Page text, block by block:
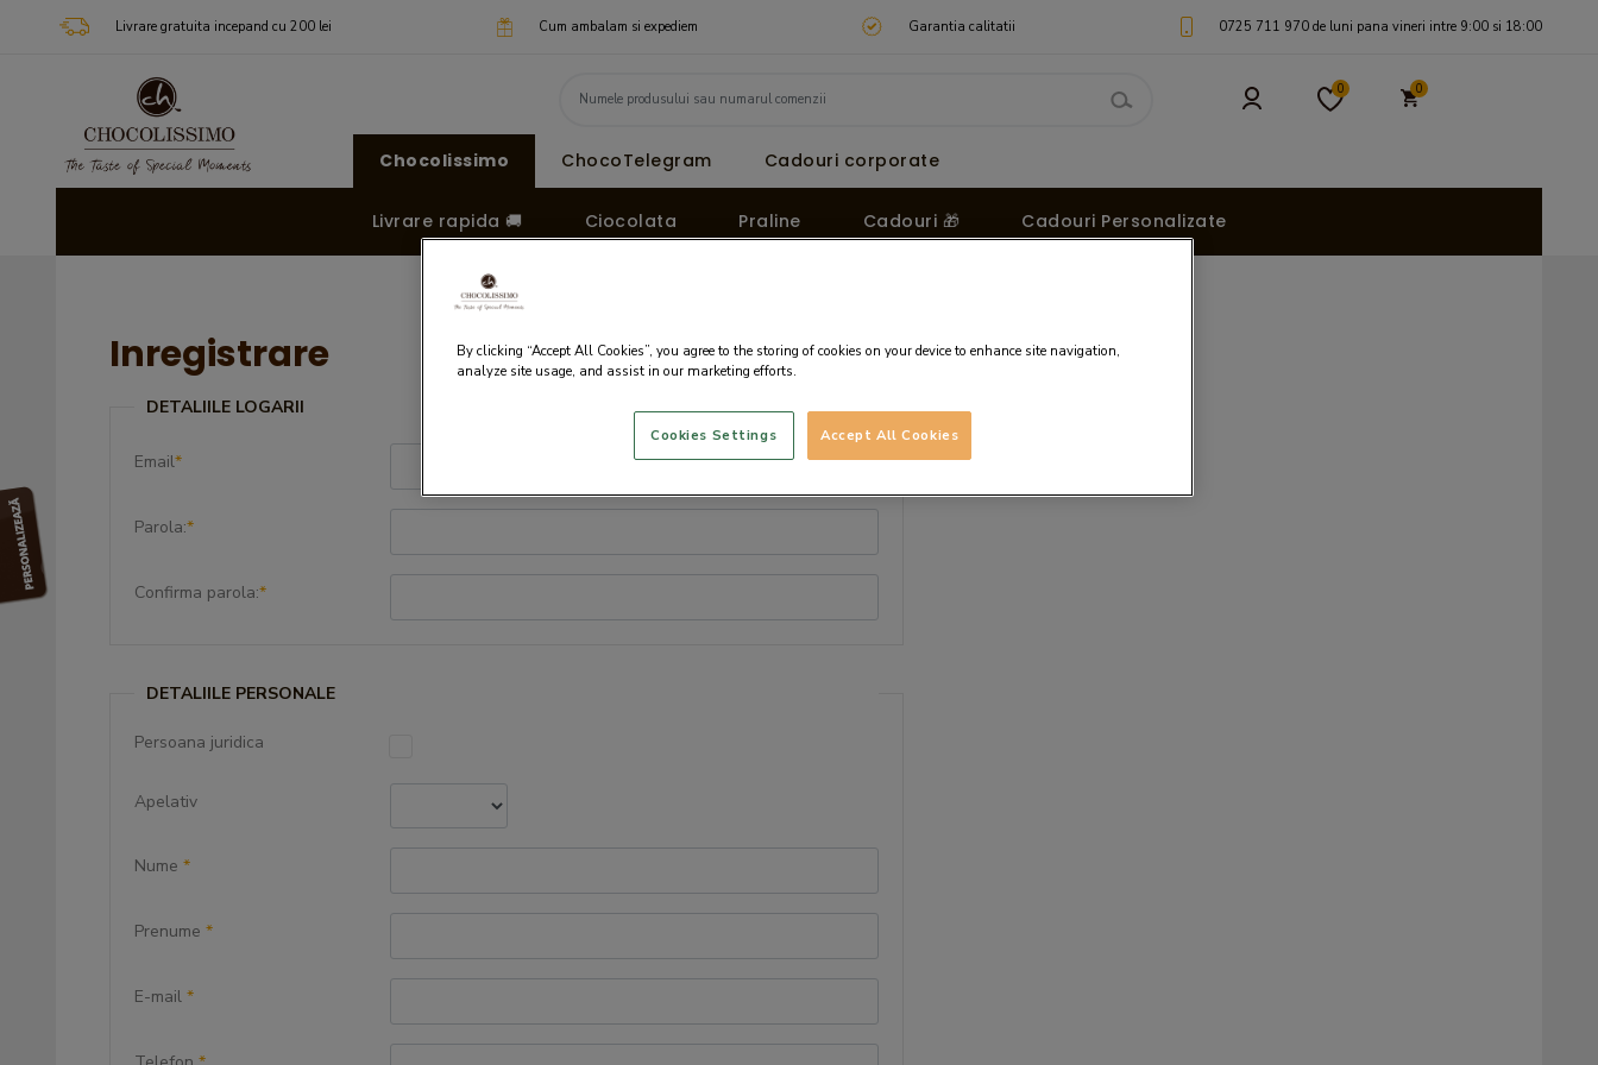
Livrare gratuita incepand cu 200 lei Cum ambalam si expediem Garantia calitatii 0725 711 970 de luni pana vineri intre 9:00 si 18:00
0 0
Chocolissimo ChocoTelegram Cadouri corporate
Livrare rapida 🚚 Ciocolata Praline Cadouri 🎁 Cadouri Personalizate
Inregistrare
DETALIILE LOGARII
Email*
Parola:*
Confirma parola:*
DETALIILE PERSONALE
Persoana juridica
Apelativ
Nume *
Prenume *
E-mail *
By clicking “Accept All Cookies”, you agree to the storing of cookies on your device to enhance site navigation,
analyze site usage, and assist in our marketing efforts.
Accept All Cookies
Cookies Settings